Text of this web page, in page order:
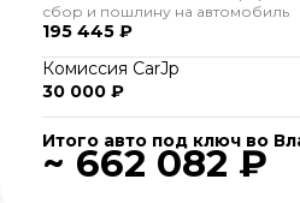
сбор и пошлину на автомобиль
195 445 ₽
Комиссия CarJp
30 000 ₽
Итого авто под ключ во
~ 662 082 ₽